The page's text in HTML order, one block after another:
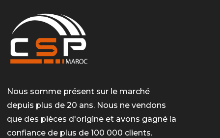
Nous somme présent sur le marché
depuis plus de 20 ans. Nous ne vendons
que des pièces d'origine et avons gagné la
confiance de plus de 100 000 clients.